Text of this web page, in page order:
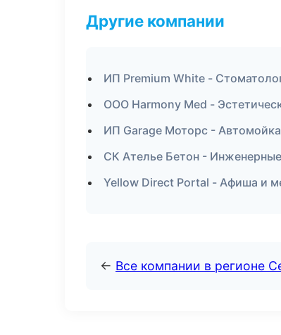
Другие компании
ИП Premium White -
ООО Harmony Med -
ИП Garage Моторс -
СК Ателье Бетон -
Yellow Direct Portal - Афиша и
← Все компании в регионе